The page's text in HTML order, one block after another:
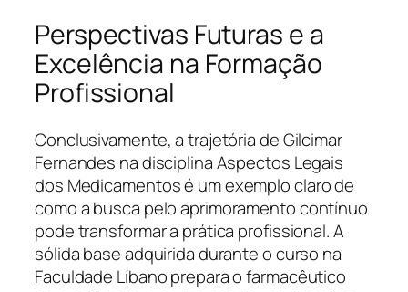
Perspectivas Futuras e a
Excelência na Formação
Profissional
Conclusivamente, a trajetória de Gilcimar
Fernandes na disciplina Aspectos Legais
dos Medicamentos é um exemplo claro de
como a busca pelo aprimoramento contínuo
pode transformar a prática profissional. A
sólida base adquirida durante o curso na
Faculdade Líbano prepara o farmacêutico